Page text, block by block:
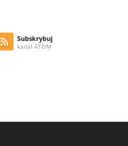
Subskrybuj
kanał ATOM